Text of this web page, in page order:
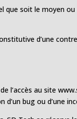
soit le moyen
d’une
l’accès au site
bug ou d’une